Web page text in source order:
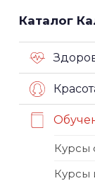
Каталог
Курсы
Курсы